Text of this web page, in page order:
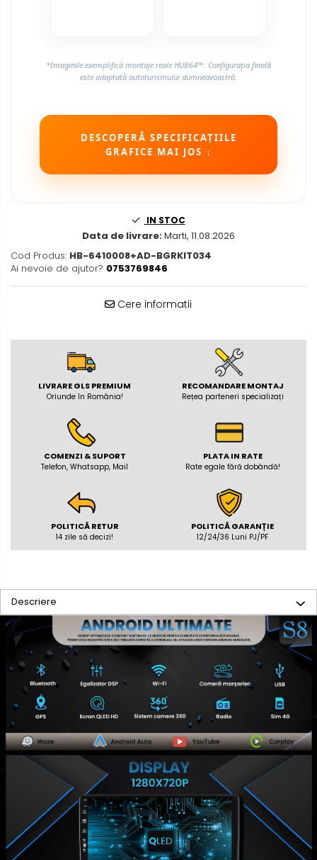
Rame adaptoare Dacia
Rame adaptoare BMW
Rame adaptoare Seat
Rame adaptoare Toyota
Rame adaptoare Volvo
Rame adaptoare Honda
Rame Adaptoare Porsche
Rame adaptoare Citroen
Rame adaptoare Peugeot
Rame adaptoare Daihatsu
Rame adaptoare Mazda
Rame adaptoare Kia
Rame adaptoare Alfa Romeo
Rame adaptoare Fiat
Rame adaptoare Hyundai
Rame adaptoare Chevrolet
Rame adaptoare Mitsubishi
Rame adaptoare Jeep
Rame adaptoare Chrysler
Rame adaptoare Dodge
Rame adaptoare Isuzu
*Imaginile exemplifică montaje reale HUB64™. Configurația finală
este adaptată autoturismului dumneavoastră.
DESCOPERĂ SPECIFICAȚIILE
GRAFICE MAI JOS ↓
IN STOC
Data de livrare:Marti, 11.08.2026
Cod Produs: HB-6410008+AD-BGRKIT034
Ai nevoie de ajutor? 0753769846
Cere informatii
LIVRARE GLS PREMIUM
Oriunde în România!
RECOMANDARE MONTAJ
Rețea parteneri specializați
COMENZI & SUPORT
Telefon, Whatsapp, Mail
PLATA IN RATE
Rate egale fără dobândă!
POLITICĂ RETUR
14 zile să decizi!
POLITICĂ GARANȚIE
12/24/36 Luni PJ/PF
Descriere